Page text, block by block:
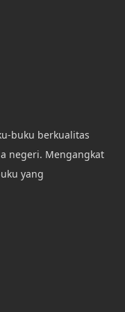
buku berkualitas
negeri. Mengangkat
yang